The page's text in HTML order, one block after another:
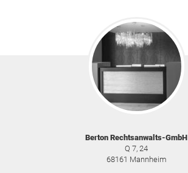
Berton Rechtsanwalts-GmbH
Q 7, 24
68161 Mannheim